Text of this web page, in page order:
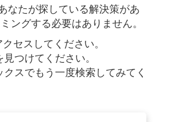
なたが探している解決策があ
ングする必要はありません。
セスしてください。
つけてください。
スでもう一度検索してみてく